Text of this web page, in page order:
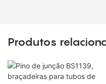
Produtos